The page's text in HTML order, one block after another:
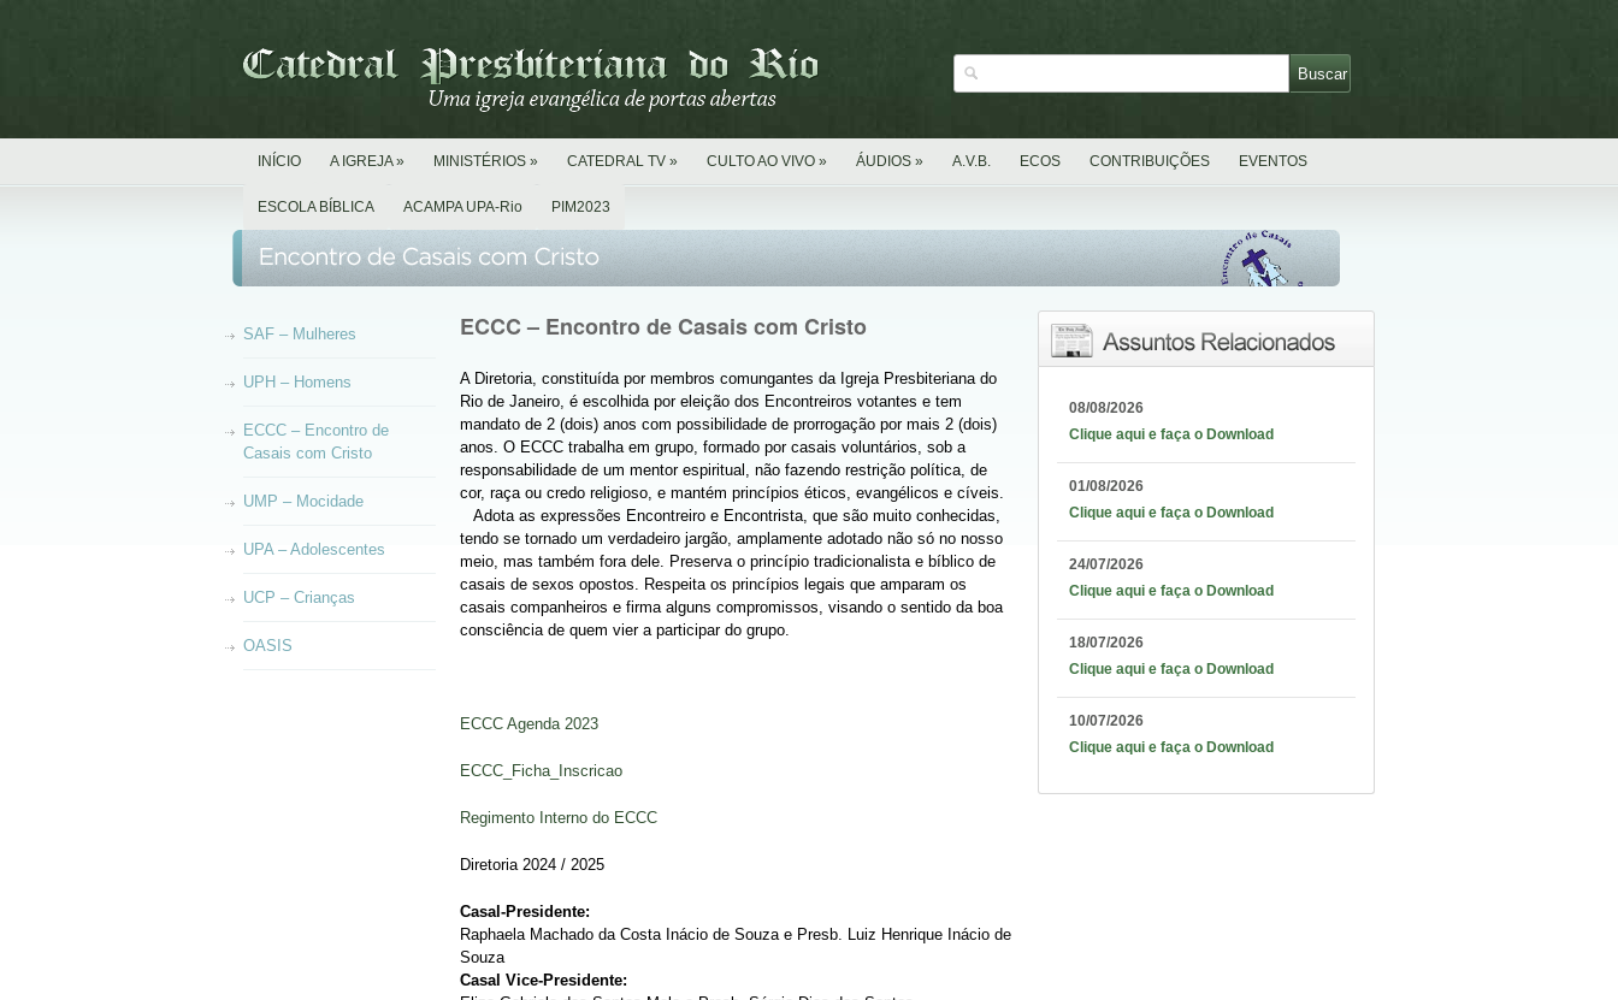
INÍCIO A IGREJA» MINISTÉRIOS » CATEDRAL TV » CULTO AO VIVO » ÁUDIOS » A.V.B. ECOS CONTRIBUIÇÕES EVENTOS
ESCOLA BÍBLICA ACAMPA UPA-Rio PIM2023
SAF – Mulheres
UPH – Homens
ECCC – Encontro de
Casais com Cristo
UMP – Mocidade
UPA – Adolescentes
UCP – Crianças
OASIS
ECCC – Encontro de Casais com Cristo
A Diretoria, constituída por membros comungantes da Igreja Presbiteriana do
Rio de Janeiro, é escolhida por eleição dos Encontreiros votantes e tem
mandato de 2 (dois) anos com possibilidade de prorrogação por mais 2 (dois)
anos. O ECCC trabalha em grupo, formado por casais voluntários, sob a
responsabilidade de um mentor espiritual, não fazendo restrição política, de
cor, raça ou credo religioso, e mantém princípios éticos, evangélicos e cíveis.
Adota as expressões Encontreiro e Encontrista, que são muito conhecidas,
tendo se tornado um verdadeiro jargão, amplamente adotado não só no nosso
meio, mas também fora dele. Preserva o princípio tradicionalista e bíblico de
casais de sexos opostos. Respeita os princípios legais que amparam os
casais companheiros e firma alguns compromissos, visando o sentido da boa
consciência de quem vier a participar do grupo.
ECCC Agenda 2023
ECCC_Ficha_Inscricao
Regimento Interno do ECCC
Diretoria 2024 / 2025
Casal-Presidente:
Raphaela Machado da Costa Inácio de Souza e Presb. Luiz Henrique Inácio de
Souza
Casal Vice-Presidente:
08/08/2026
Clique aqui e faça o Download
01/08/2026
Clique aqui e faça o Download
24/07/2026
Clique aqui e faça o Download
18/07/2026
Clique aqui e faça o Download
10/07/2026
Clique aqui e faça o Download